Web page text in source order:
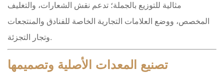
مثالية للتوزيع بالجملة؛ تدعم نقش الشعارات، والتغليف
المخصص، ووضع العلامات التجارية الخاصة للفنادق والمنتجعات
وتجار التجزئة.
تصنيع المعدات الأصلية وتصميمها